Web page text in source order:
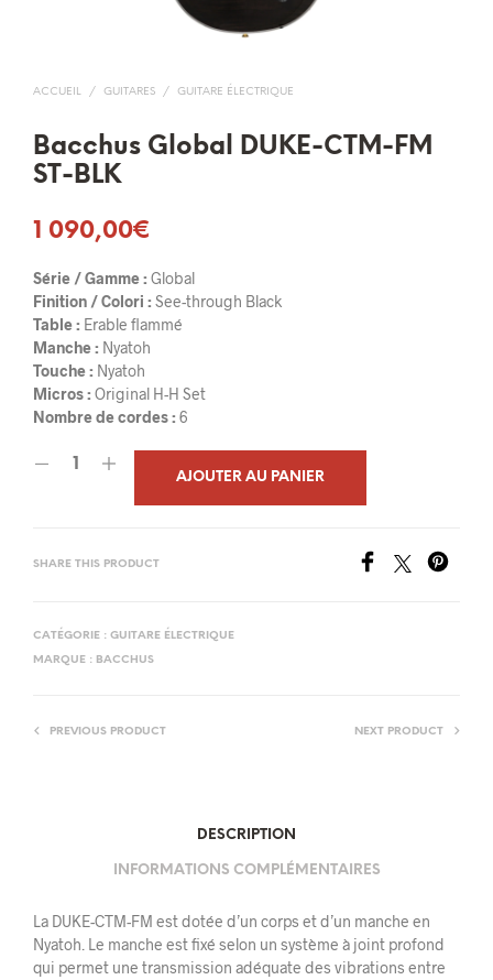
ACCUEIL / GUITARES / GUITARE ÉLECTRIQUE
Bacchus Global DUKE-CTM-FM
ST-BLK
1 090,00€
Série / Gamme : Global
Finition / Colori : See-through Black
Table : Erable flammé
Manche : Nyatoh
Touche : Nyatoh
Micros : Original H-H Set
Nombre de cordes : 6
AJOUTER AU PANIER
SHARE THIS PRODUCT
CATÉGORIE : GUITARE ÉLECTRIQUE
MARQUE : BACCHUS
PREVIOUS PRODUCT NEXT PRODUCT
DESCRIPTION
INFORMATIONS COMPLÉMENTAIRES
La DUKE-CTM-FM est dotée d’un corps et d’un manche en
Nyatoh. Le manche est fixé selon un système à joint profond
qui permet une transmission adéquate des vibrations entre